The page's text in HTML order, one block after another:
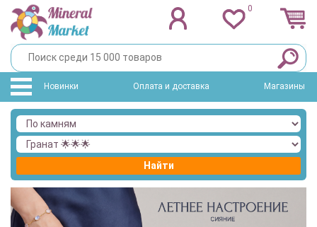
0
Новинки Оплата и доставка Магазины
Найти